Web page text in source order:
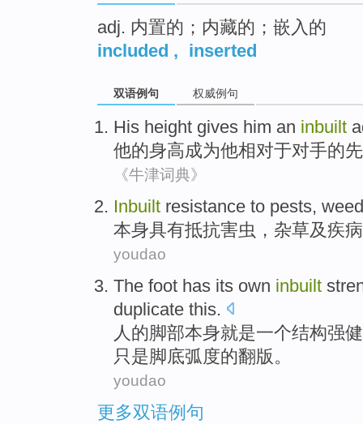
adj. 内置的；内藏的；嵌入的
included , inserted
双语例句 权威例句
His height gives him an inbuilt
他的身高成为他相对于对手的
《牛津词典》
Inbuilt resistance to pests,
本身具有抵抗害虫 ， 杂草及疾病
youdao
The foot has its own inbuilt
duplicate this.
人 的脚部本身就是一个结构强
只是脚底弧度的翻版。
youdao
更多双语例句